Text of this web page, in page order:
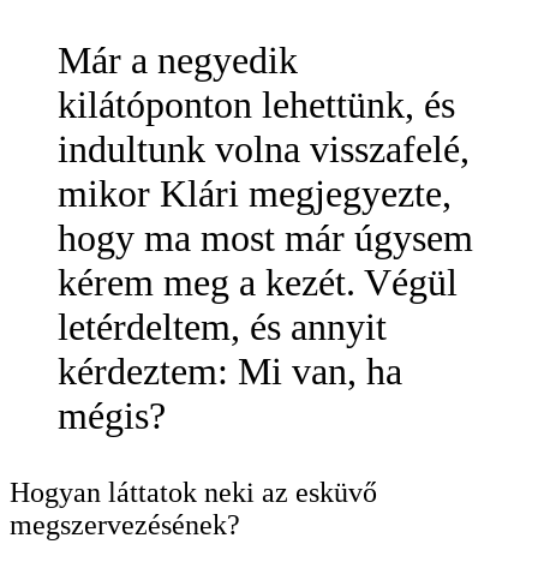
Már a negyedik
kilátóponton lehettünk, és
indultunk volna visszafelé,
mikor Klári megjegyezte,
hogy ma most már úgysem
kérem meg a kezét. Végül
letérdeltem, és annyit
kérdeztem: Mi van, ha
mégis?
Hogyan láttatok neki az esküvő
megszervezésének?